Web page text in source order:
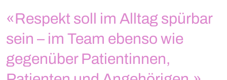
«Respekt soll im Alltag spürbar
sein – im Team ebenso wie
gegenüber Patientinnen,